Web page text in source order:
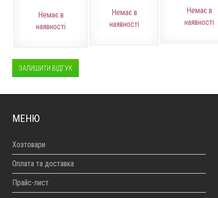
Немає в
наявності
Немає в
наявності
Немає в
наявності
ЗАЛИШИТИ ВІДГУК
МЕНЮ
Хозтовари
Оплата та доставка
Прайс-лист